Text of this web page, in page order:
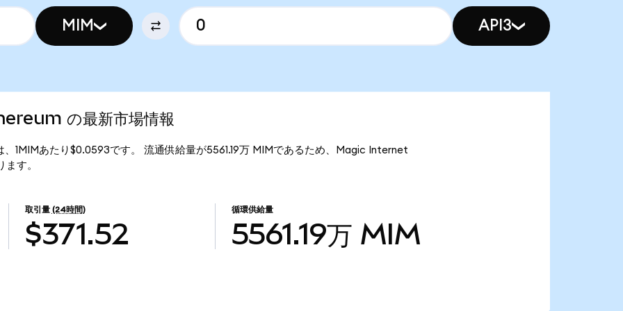
MIM API3
の最新市場情報
1MIMあたり$0.0593です。 流通供給量が5561.19万 MIMであるため、Magic Internet
す。
取引量 (24時間)
$371.52
循環供給量
5561.19万 MIM